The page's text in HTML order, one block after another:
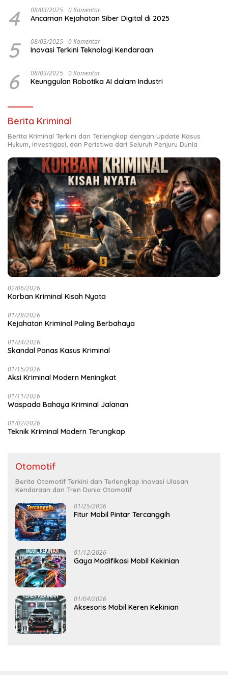
4 08/03/2025 0 Komentar
Ancaman Kejahatan Siber Digital di 2025
5 08/03/2025 0 Komentar
Inovasi Terkini Teknologi Kendaraan
6 08/03/2025 0 Komentar
Keunggulan Robotika AI dalam Industri
Berita Kriminal
Berita Kriminal Terkini dan Terlengkap dengan Update Kasus
Hukum, Investigasi, dan Peristiwa dari Seluruh Penjuru Dunia
02/06/2026
Korban Kriminal Kisah Nyata
01/28/2026
Kejahatan Kriminal Paling Berbahaya
01/24/2026
Skandal Panas Kasus Kriminal
01/15/2026
Aksi Kriminal Modern Meningkat
01/11/2026
Waspada Bahaya Kriminal Jalanan
01/02/2026
Teknik Kriminal Modern Terungkap
Otomotif
Berita Otomotif Terkini dan Terlengkap Inovasi Ulasan
Kendaraan dan Tren Dunia Otomotif
01/25/2026
Fitur Mobil Pintar Tercanggih
01/12/2026
Gaya Modifikasi Mobil Kekinian
01/04/2026
Aksesoris Mobil Keren Kekinian